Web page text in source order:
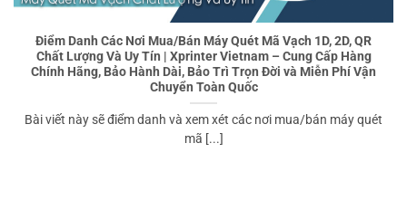
Điểm Danh Các Nơi Mua/Bán Máy Quét Mã Vạch 1D, 2D, QR
Chất Lượng Và Uy Tín | Xprinter Vietnam – Cung Cấp Hàng
Chính Hãng, Bảo Hành Dài, Bảo Trì Trọn Đời và Miễn Phí Vận
Chuyển Toàn Quốc
Bài viết này sẽ điểm danh và xem xét các nơi mua/bán máy quét
mã [...]